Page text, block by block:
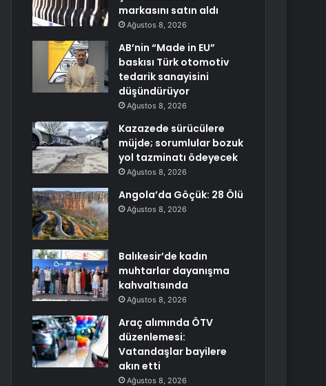
markasını satın aldı
Ağustos 8, 2026
AB’nin “Made in EU”
baskısı Türk otomotiv
tedarik sanayisini
düşündürüyor
Ağustos 8, 2026
Kazazede sürücülere
müjde; sorumlular bozuk
yol tazminatı ödeyecek
Ağustos 8, 2026
Angola’da Göçük: 28 Ölü
Ağustos 8, 2026
Balıkesir’de kadın
muhtarlar dayanışma
kahvaltısında
Ağustos 8, 2026
Araç alımında ÖTV
düzenlemesi:
Vatandaşlar bayilere
akın etti
Ağustos 8, 2026